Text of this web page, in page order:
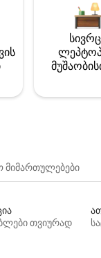
მიმართულებები
თვიურად